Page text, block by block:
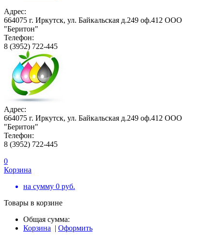
Адрес:
664075 г. Иркутск, ул. Байкальская д.249 оф.412 ООО
"Беритон"
Телефон:
8 (3952) 722-445
Адрес:
664075 г. Иркутск, ул. Байкальская д.249 оф.412 ООО
"Беритон"
Телефон:
8 (3952) 722-445
0
Корзина
на сумму 0 руб.
Товары в корзине
Общая сумма:
Корзина | Оформить